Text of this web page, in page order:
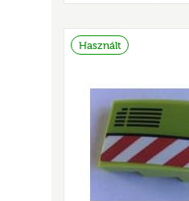
Használt